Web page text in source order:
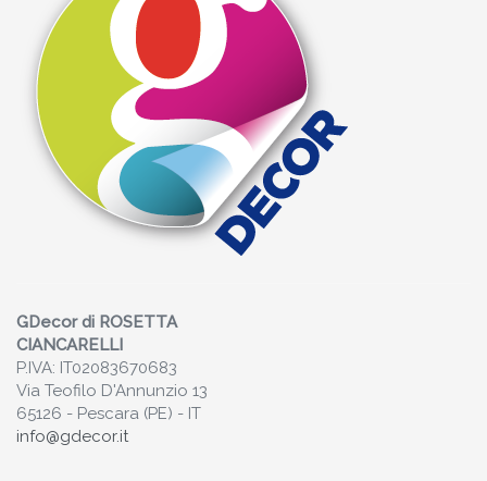
GDecor di ROSETTA
CIANCARELLI
P.IVA: IT02083670683
Via Teofilo D'Annunzio 13
65126 - Pescara (PE) - IT
info@gdecor.it